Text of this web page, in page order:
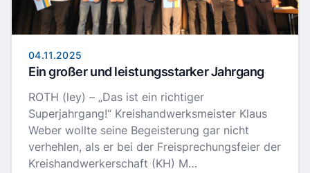
04.11.2025
Ein großer und leistungsstarker Jahrgang
ROTH (ley) – „Das ist ein richtiger
Superjahrgang!“ Kreishandwerksmeister Klaus
Weber wollte seine Begeisterung gar nicht
verhehlen, als er bei der Freisprechungsfeier der
Kreishandwerkerschaft (KH) M…